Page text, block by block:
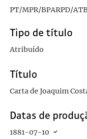
PT/MPR/BPARPD/
Tipo de título
Atribuído
Título
Carta de Joaquim
Datas de
1881-07-10